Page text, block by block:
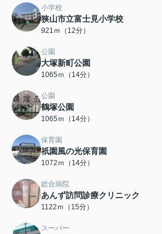
小学校
狭山市立富士見小学校
921ｍ（12分）
公園
大塚新町公園
1065ｍ（14分）
公園
鶴塚公園
1065ｍ（14分）
保育園
祇園風の光保育園
1072ｍ（14分）
総合病院
あんず訪問診療クリニック
1122ｍ（15分）
スーパー